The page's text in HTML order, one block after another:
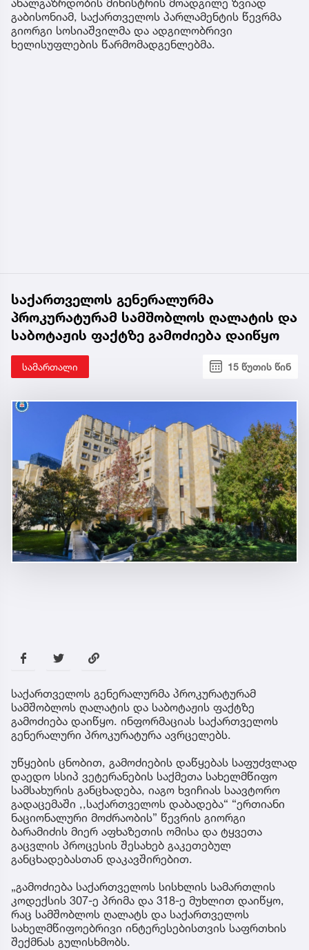
გაბისონიამ, საქართველოს პარლამენტის წევრმა
გიორგი სოსიაშვილმა და ადგილობრივი
ხელისუფლების წარმომადგენლებმა.
საქართველოს გენერალურმა
პროკურატურამ სამშობლოს ღალატის და
საბოტაჟის ფაქტზე გამოძიება დაიწყო
სამართალი 15 წუთის წინ
საქართველოს გენერალურმა პროკურატურამ
სამშობლოს ღალატის და საბოტაჟის ფაქტზე
გამოძიება დაიწყო. ინფორმაციას საქართველოს
გენერალური პროკურატურა ავრცელებს.
უწყების ცნობით, გამოძიების დაწყებას საფუძვლად
დაედო სსიპ ვეტერანების საქმეთა სახელმწიფო
სამსახურის განცხადება, იაგო ხვიჩიას საავტორო
გადაცემაში ,,საქართველოს დაბადება“ “ერთიანი
ნაციონალური მოძრაობის” წევრის გიორგი
ბარამიძის მიერ აფხაზეთის ომისა და ტყვეთა
გაცვლის პროცესის შესახებ გაკეთებულ
განცხადებასთან დაკავშირებით.
„გამოძიება საქართველოს სისხლის სამართლის
კოდექსის 307-ე პრიმა და 318-ე მუხლით დაიწყო,
რაც სამშობლოს ღალატს და საქართველოს
სახელმწიფოებრივი ინტერესებისთვის საფრთხის
შექმნას გულისხმობს.